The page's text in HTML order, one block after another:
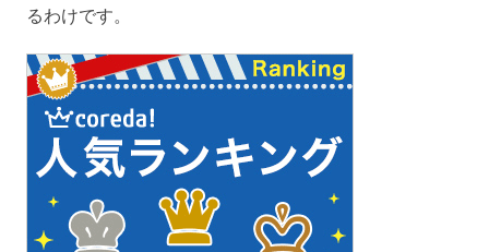
るわけです。